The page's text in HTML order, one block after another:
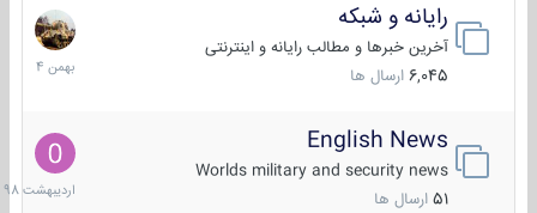
رایانه و شبکه
آخرین خبرها و مطالب رایانه و اینترنتی
6,045 ارسال ها
30
بهمن
1404
English News
Worlds military and security news
51 ارسال ها
10
1398